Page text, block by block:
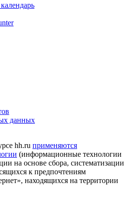
данных
hh.ru применяются
(информационные технологии
на основе сбора, систематизации
к предпочтениям
находящихся на территории